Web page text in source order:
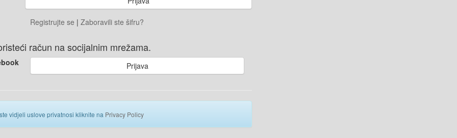
Registrujte se | Zaboravili ste šifru?
račun na socijalnim mrežama.
Prijava
vidjeli uslove privatnosi kliknite na Privacy Policy